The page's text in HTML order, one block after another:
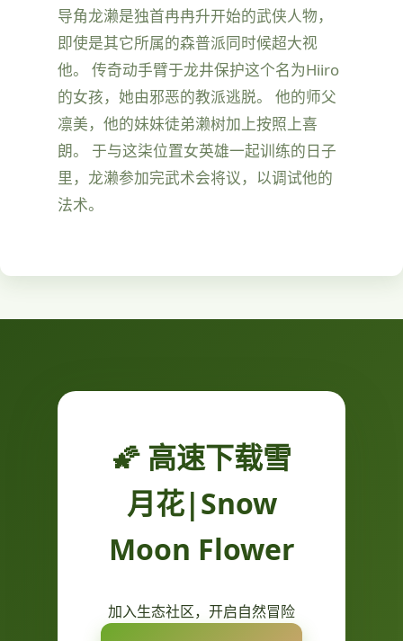
导角龙濑是独首冉冉升开始的武侠人物，
即使是其它所属的森普派同时候超大视
他。 传奇动手臂于龙井保护这个名为Hiiro
的女孩，她由邪恶的教派逃脱。 他的师父
凛美，他的妹妹徒弟濑树加上按照上喜
朗。 于与这柒位置女英雄一起训练的日子
里，龙濑参加完武术会将议，以调试他的
法术。
🌠 高速下载雪
月花|Snow
Moon Flower
加入生态社区，开启自然冒险